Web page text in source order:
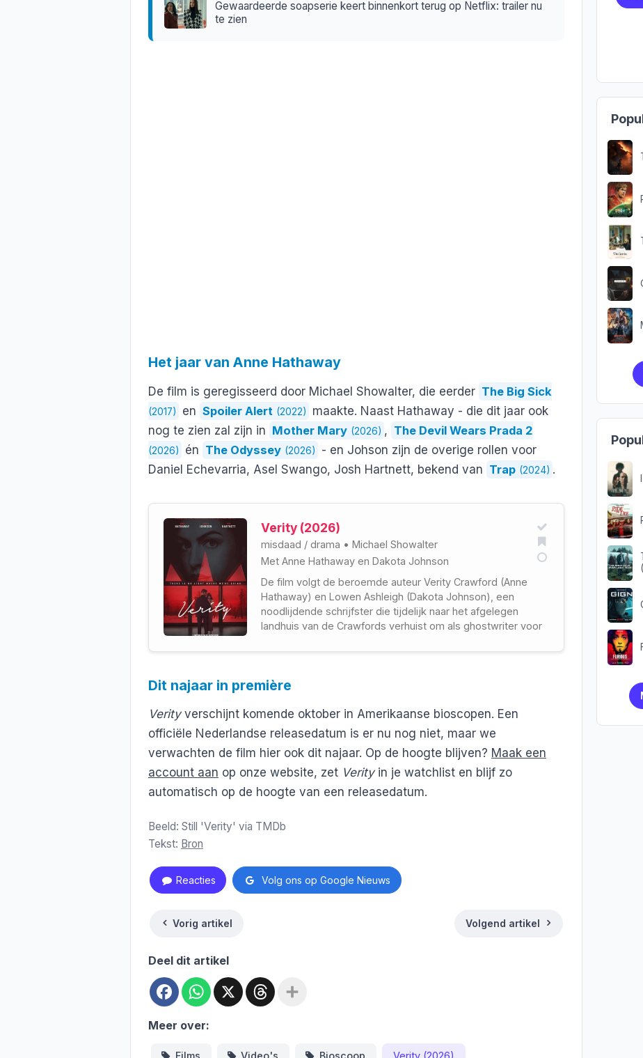
Gewaardeerde soapserie keert binnenkort terug op Netflix: trailer nu
te zien
Het jaar van Anne Hathaway
De film is geregisseerd door Michael Showalter, die eerder The Big Sick
(2017) en Spoiler Alert (2022)
maakte. Naast Hathaway - die dit jaar ook
nog te zien zal zijn in Mother Mary (2026) , The Devil Wears Prada 2
(2026) én The Odyssey (2026)
- en Johson zijn de overige rollen voor
Daniel Echevarria, Asel Swango, Josh Hartnett, bekend van Trap (2024) .
Verity (2026)
misdaad / drama • Michael Showalter
Met Anne Hathaway en Dakota Johnson
De film volgt de beroemde auteur Verity Crawford (Anne
Hathaway) en Lowen Ashleigh (Dakota Johnson), een
noodlijdende schrijfster die tijdelijk naar het afgelegen
landhuis van de Crawfords verhuist om als ghostwriter voor
Dit najaar in première
Verityverschijnt komende oktober in Amerikaanse bioscopen. Een
officiële Nederlandse releasedatum is er nu nog niet, maar we
verwachten de film hier ook dit najaar. Op de hoogte blijven? Maak een
account aan op onze website, zet Verityin je watchlist en blijf zo
automatisch op de hoogte van een releasedatum.
Beeld: Still 'Verity' via TMDb
Tekst: Bron
Reacties Volg ons op Google Nieuws
Vorig artikel Volgend artikel
Deel dit artikel
FacebookWhatsApp
X
Meer over:
Films Video's Bioscoop Verity (2026)